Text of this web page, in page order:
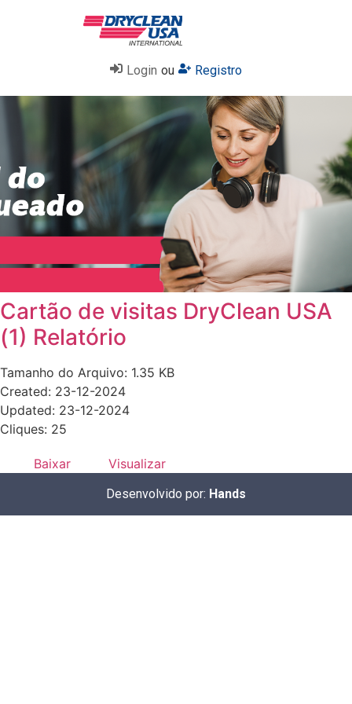
Login ou Registro
Cartão de visitas DryClean USA
(1) Relatório
Tamanho do Arquivo: 1.35 KB
Created: 23-12-2024
Updated: 23-12-2024
Cliques: 25
Baixar Visualizar
Desenvolvido por: Hands